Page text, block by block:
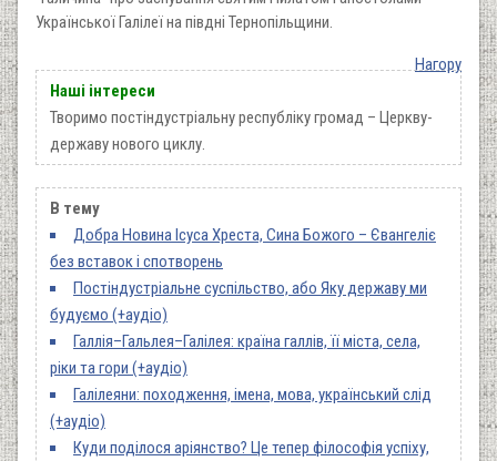
Української Галілеї на півдні Тернопільщини.
Нагору
Наші інтереси
Творимо постіндустріальну республіку громад – Церкву-
державу нового циклу.
В тему
Добра Новина Ісуса Хреста, Сина Божого – Євангеліє
без вставок і спотворень
Постіндустріальне суспільство, або Яку державу ми
будуємо (+аудіо)
Галлія–Гальлея–Галілея: країна галлів, її міста, села,
ріки та гори (+аудіо)
Галілеяни: походження, імена, мова, український слід
(+аудіо)
Куди поділося аріянство? Це тепер філософія успіху,